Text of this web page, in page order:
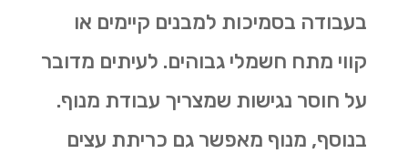
בעבודה בסמיכות למבנים קיימים או
קווי מתח חשמלי גבוהים. לעיתים מדובר
על חוסר נגישות שמצריך עבודת מנוף.
בנוסף, מנוף מאפשר גם כריתת עצים